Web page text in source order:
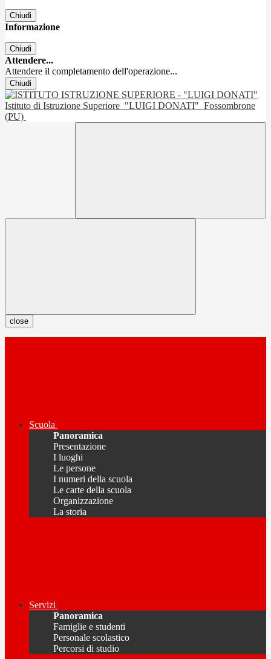
Chiudi
Informazione
Chiudi
Attendere...
Attendere il completamento dell'operazione...
Chiudi
Istituto di Istruzione Superiore "LUIGI DONATI" Fossombrone
(PU)
close
Scuola
Panoramica
Presentazione
I luoghi
Le persone
I numeri della scuola
Le carte della scuola
Organizzazione
La storia
Servizi
Panoramica
Famiglie e studenti
Personale scolastico
Percorsi di studio